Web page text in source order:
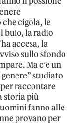
cigola, le
buio, la radio
accesa, la
sullo sfondo
Ma c’è un
studiato
per raccontare
storia più
fanno alle
provano per